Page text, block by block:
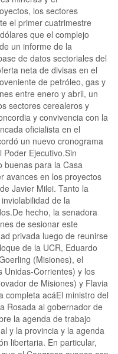
los sectores
el primer cuatrimestre
que el complejo
un informe de la
de datos sectoriales del
neta de divisas en el
de petróleo, gas y
entre enero y abril, un
sectores cerealeros y
y convivencia con la
oficialista en el
un nuevo cronograma
Ejecutivo.Sin
buenas para la Casa
avances en los proyectos
Javier Milei. Tanto la
de la
hecho, la senadora
de sesionar este
privada luego de reunirse
de la UCR, Eduardo
(Misiones), el
Unidas-Corrientes) y los
de Misiones) y Flavia
completa acáEl ministro del
Rosada al gobernador de
la agenda de trabajo
y la provincia y la agenda
libertaria. En particular,